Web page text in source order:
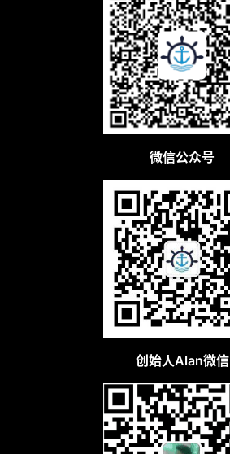
微信公众号
创始人Alan微信